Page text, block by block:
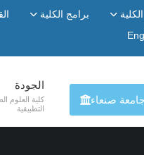
برامج الكلية
جامعة صنعاء
الجودة
كلية العلوم
التطبيقية